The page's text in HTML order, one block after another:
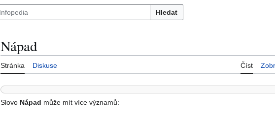
Hledat
Nápad
Stránka Diskuse Číst
Slovo Nápad může mít více významů: